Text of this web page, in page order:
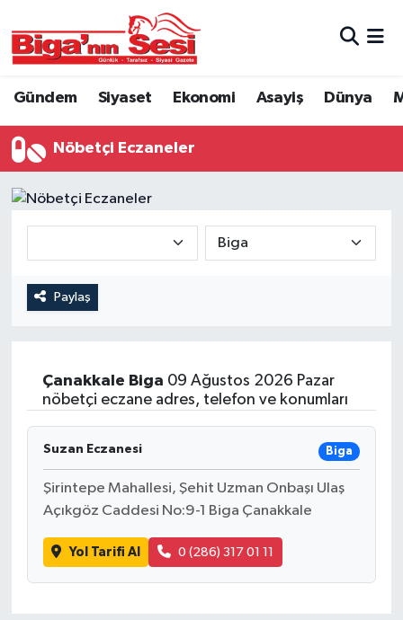
Gündem Siyaset Ekonomi Asayiş Dünya
Nöbetçi Eczaneler
Paylaş
Çanakkale Biga 09 Ağustos 2026 Pazar
nöbetçi eczane adres, telefon ve konumları
Suzan Eczanesi Biga
Şirintepe Mahallesi, Şehit Uzman Onbaşı Ulaş
Açıkgöz Caddesi No:9-1 Biga Çanakkale
Yol Tarifi Al 0 (286) 317 01 11
Asayiş
Belde ve Köyler
Belediye
Eğitim
Genel
Hava Durumu
Kültür Sanat
Çanakkale Hava Durumu
Süper Lig Puan Durumu ve Fikstür
Tüm Manşetler
Haber Arşivi